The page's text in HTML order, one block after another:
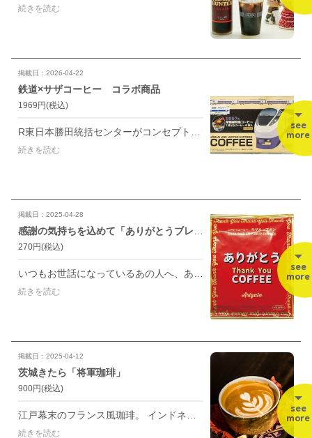
続きを読む
掲載日：2026-04-22
鉄道×サザコーヒー コラボ商品
1969円(税込)
R東日本勝田統括センターがコンセプトを考案し、サザコーヒーが作ったオリジナルのコーヒーセット 「ひたち ときわ」「E657系リバイバルカラー」のデザインやそれぞれの車両をイメージした味わいのコーヒーを楽しめる6枚入です。
続きを読む
see
more
掲載日：2025-04-28
感謝の気持ちを込めて「ありがとうブレンド」
270円(税込)
いつもお世話になっているあの人へ、ありがとうの気持ちを込めてコーヒーを贈りませんか。 香りが高く、甘くてまろやかな味わい。 「ありがとう」の想いをこめて贈りたい、そんな気持ちが伝わるブレンドコーヒー。
続きを読む
see
more
掲載日：2025-04-12
茨城きたら「将軍珈琲」
900円(税込)
江戸幕末のフランス風珈琲。 インドネシア産深煎りとエチオピアモカをブレンド。 徳川慶喜公が欧米公使をもてなした珈琲を文献を基に再現。 ベルベットのようなワイン 濃厚できめ細やかな甘さは最後まで続きます。 たっぷりのミルクとの相性も抜群
続きを読む
see
more